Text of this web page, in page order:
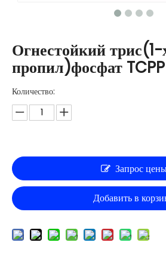
Огнестойкий
пропил)фосфат TCPP
Количество:
Запрос
Добавить в